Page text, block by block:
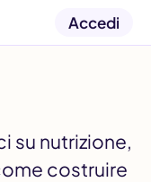
Accedi
su nutrizione,
costruire